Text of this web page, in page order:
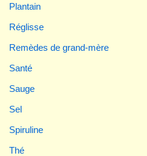
Plantain
Réglisse
Remèdes de grand-mère
Santé
Sauge
Sel
Spiruline
Thé